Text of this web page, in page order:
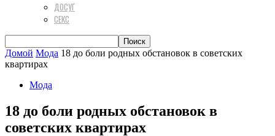
ДОСУГ
СЕКС
Домой Мода 18 до боли родных обстановок в советских
квартирах
Мода
18 до боли родных обстановок в
советских квартирах